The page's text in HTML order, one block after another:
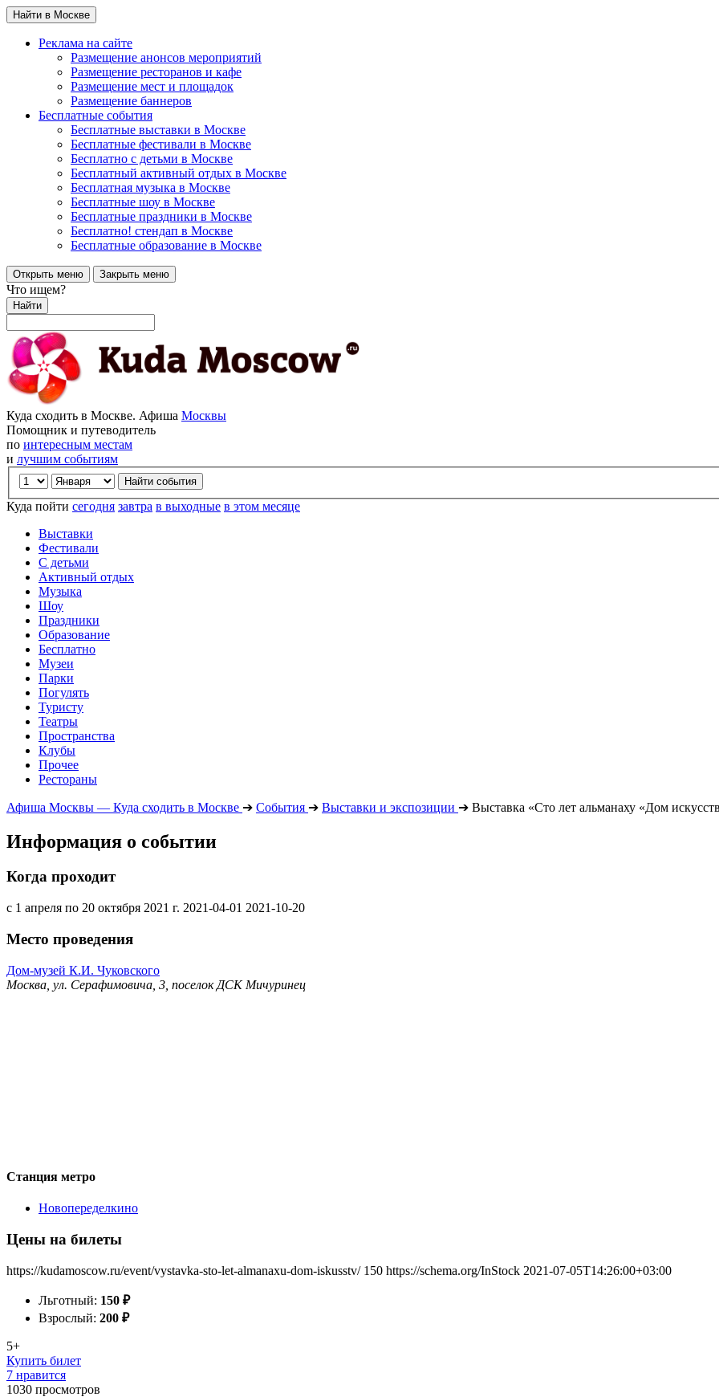
Найти в Москве
Реклама на сайте
Размещение анонсов мероприятий
Размещение ресторанов и кафе
Размещение мест и площадок
Размещение баннеров
Бесплатные события
Бесплатные выставки в Москве
Бесплатные фестивали в Москве
Бесплатно с детьми в Москве
Бесплатный активный отдых в Москве
Бесплатная музыка в Москве
Бесплатные шоу в Москве
Бесплатные праздники в Москве
Бесплатно! стендап в Москве
Бесплатные образование в Москве
Открыть меню Закрыть меню
Что ищем?
Найти
Куда сходить в Москве. Афиша Москвы
Помощник и путеводитель
по интересным местам
и лучшим событиям
Куда пойти сегодня завтра в выходные в этом месяце
Выставки
Фестивали
С детьми
Активный отдых
Музыка
Шоу
Праздники
Образование
Бесплатно
Музеи
Парки
Погулять
Туристу
Театры
Пространства
Клубы
Прочее
Рестораны
Афиша Москвы — Куда сходить в Москве ➔ События ➔ Выставки и экспозиции ➔ Выставка «Сто лет альманаху «Дом
Информация о событии
Когда проходит
с 1 апреля по 20 октября 2021 г. 2021-04-01 2021-10-20
Место проведения
Дом-музей К.И. Чуковского
Москва, ул. Серафимовича, 3, поселок ДСК Мичуринец
Станция метро
Новопеределкино
Цены на билеты
https://kudamoscow.ru/event/vystavka-sto-let-almanaxu-dom-iskusstv/ 150 https://schema.org/InStock 2021-07-05T14:26:00+03:00
Льготный: 150 ₽
Взрослый: 200 ₽
5+
Купить билет
7 нравится
1030 просмотров